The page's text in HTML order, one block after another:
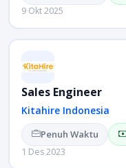
9 Okt 2025
Sales Engineer
Kitahire Indonesia
Penuh Waktu
1 Des 2023